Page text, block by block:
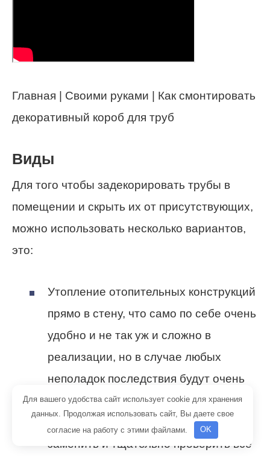
Главная | Своими руками | Как смонтировать
декоративный короб для труб
Виды
Для того чтобы задекорировать трубы в
помещении и скрыть их от присутствующих,
можно использовать несколько вариантов,
это:
Утопление отопительных конструкций
прямо в стену, что само по себе очень
удобно и не так уж и сложно в
реализации, но в случае любых
неполадок последствия будут очень
плохими. Осуществляя монтаж
трубопровода важно его полностью
заменить и тщательно проверить все
Для вашего удобства сайт использует cookie для хранения
данных. Продолжая использовать сайт, Вы даете свое
согласие на работу с этими файлами.
OK